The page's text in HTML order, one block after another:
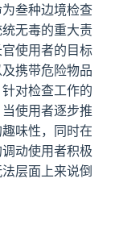
叁种边境检查
无毒的重大责
使用者的目标
携带危险物品
对检查工作的
使用者逐步推
味性，同时在
动使用者积极
层面上来说倒